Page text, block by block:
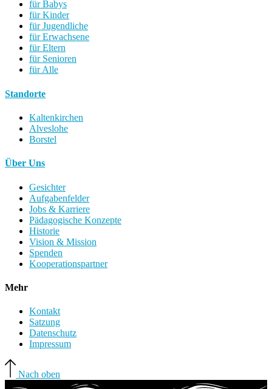
für Babys
für Kinder
für Jugendliche
für Erwachsene
für Eltern
für Senioren
für Alle
Standorte
Kaltenkirchen
Alveslohe
Borstel
Über Uns
Gesichter
Aufgabenfelder
Jobs & Karriere
Pädagogische Konzepte
Historie
Vision & Mission
Spenden
Kooperationspartner
Mehr
Kontakt
Satzung
Datenschutz
Impressum
Nach oben